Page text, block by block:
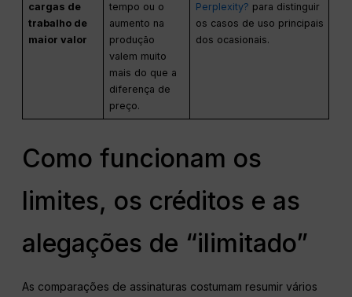
cargas de
trabalho de
maior valor
tempo ou o
aumento na
produção
valem muito
mais do que a
diferença de
preço.
Perplexity? para distinguir
os casos de uso principais
dos ocasionais.
Como funcionam os
limites, os créditos e as
alegações de “ilimitado”
As comparações de assinaturas costumam resumir vários